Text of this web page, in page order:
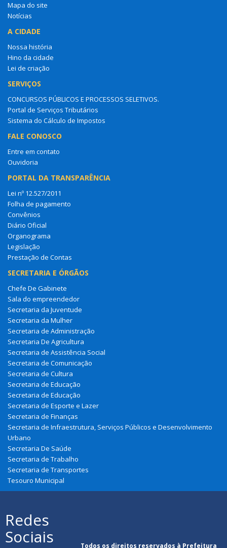
Mapa do site
Notícias
A CIDADE
Nossa história
Hino da cidade
Lei de criação
SERVIÇOS
CONCURSOS PÚBLICOS E PROCESSOS SELETIVOS.
Portal de Serviços Tributários
Sistema do Cálculo de Impostos
FALE CONOSCO
Entre em contato
Ouvidoria
PORTAL DA TRANSPARÊNCIA
Lei nº 12.527/2011
Folha de pagamento
Convênios
Diário Oficial
Organograma
Legislação
Prestação de Contas
SECRETARIA E ÓRGÃOS
Chefe De Gabinete
Sala do empreendedor
Secretaria da Juventude
Secretaria da Mulher
Secretaria de Administração
Secretaria De Agricultura
Secretaria de Assistência Social
Secretaria de Comunicação
Secretaria de Cultura
Secretaria de Educação
Secretaria de Educação
Secretaria de Esporte e Lazer
Secretaria de Finanças
Secretaria de Infraestrutura, Serviços Públicos e Desenvolvimento
Urbano
Secretaria De Saúde
Secretaria de Trabalho
Secretaria de Transportes
Tesouro Municipal
Redes
Sociais
Todos os direitos reservados à Prefeitura